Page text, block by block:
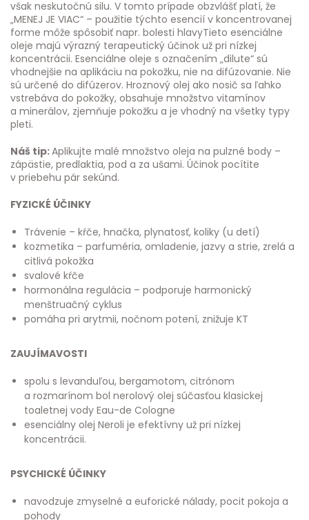
však neskutočnú silu. V tomto prípade obzvlášť platí, že
„MENEJ JE VIAC“ – použitie týchto esencií v koncentrovanej
forme môže spôsobiť napr. bolesti hlavyTieto esenciálne
oleje majú výrazný terapeutický účinok už pri nízkej
koncentrácii. Esenciálne oleje s označením „dilute“ sú
vhodnejšie na aplikáciu na pokožku, nie na difúzovanie. Nie
sú určené do difúzerov. Hroznový olej ako nosič sa ľahko
vstrebáva do pokožky, obsahuje množstvo vitamínov
a minerálov, zjemňuje pokožku a je vhodný na všetky typy
pleti.
Náš tip:Aplikujte malé množstvo oleja na pulzné body –
zápästie, predlaktia, pod a za ušami. Účinok pocítite
v priebehu pár sekúnd.
FYZICKÉ ÚČINKY
Trávenie – kŕče, hnačka, plynatosť, koliky (u detí)
kozmetika – parfuméria, omladenie, jazvy a strie, zrelá a
citlivá pokožka
svalové kŕče
hormonálna regulácia – podporuje harmonický
menštruačný cyklus
pomáha pri arytmii, nočnom potení, znižuje KT
ZAUJÍMAVOSTI
spolu s levanduľou, bergamotom, citrónom
a rozmarínom bol nerolový olej súčasťou klasickej
toaletnej vody Eau-de Cologne
esenciálny olej Neroli je efektívny už pri nízkej
koncentrácii.
PSYCHICKÉ ÚČINKY
navodzuje zmyselné a euforické nálady, pocit pokoja a
pohody